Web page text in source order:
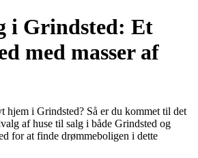
i Grindsted: Et
med masser af
hjem i Grindsted? Så er du kommet til det
af huse til salg i både Grindsted og
for at finde drømmeboligen i dette